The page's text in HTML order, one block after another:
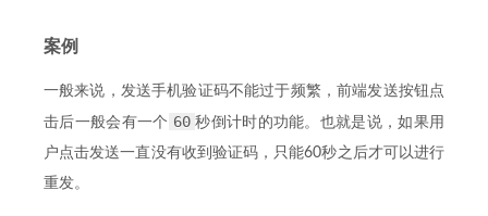
案例
一般来说，发送手机验证码不能过于频繁，前端发送按钮点
击后一般会有一个 60 秒倒计时的功能。也就是说，如果用
户点击发送一直没有收到验证码，只能60秒之后才可以进行
重发。